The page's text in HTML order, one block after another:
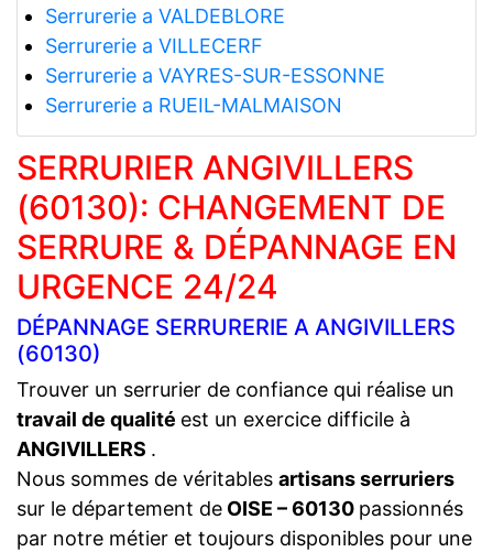
Serrurerie a VALDEBLORE
Serrurerie a VILLECERF
Serrurerie a VAYRES-SUR-ESSONNE
Serrurerie a RUEIL-MALMAISON
SERRURIER ANGIVILLERS
(60130): CHANGEMENT DE
SERRURE & DÉPANNAGE EN
URGENCE 24/24
DÉPANNAGE SERRURERIE A ANGIVILLERS
(60130)
Trouver un serrurier de confiance qui réalise un
travail de qualité est un exercice difficile à
ANGIVILLERS .
Nous sommes de véritables artisans serruriers
sur le département de OISE – 60130 passionnés
par notre métier et toujours disponibles pour une